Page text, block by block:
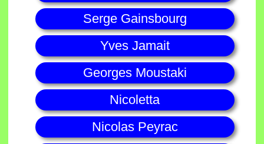
Serge Gainsbourg
Yves Jamait
Georges Moustaki
Nicoletta
Nicolas Peyrac